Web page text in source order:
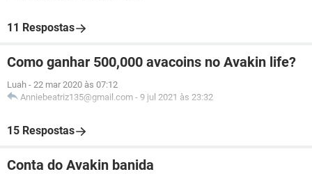
11 Respostas
Como ganhar 500,000 avacoins no Avakin life?
Luah - 22 mar 2020 às 07:12
Anniebeatriz135@gmail.com - 9 jul 2021 às 23:32
15 Respostas
Conta do Avakin banida